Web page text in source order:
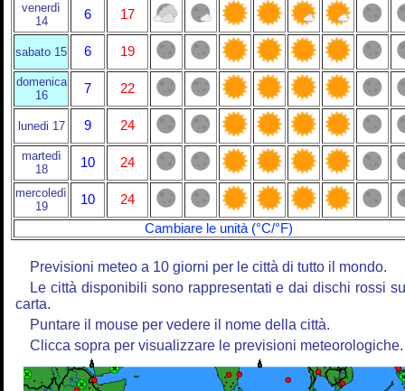
venerdì
14
6 17
sabato 15 6 19
domenica
16
7 22
lunedi 17 9 24
martedì
18
10 24
mercoledì
19
10
24
Cambiare le unità (°C/°F)
Previsioni meteo a 10 giorni per le città di tutto il mondo.
Le città disponibili sono rappresentati e dai dischi rossi
carta.
Puntare il mouse per vedere il nome della città.
Clicca sopra per visualizzare le previsioni meteorologiche.